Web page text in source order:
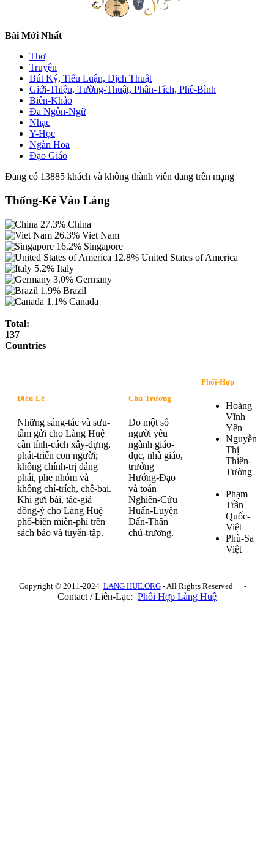
Bài Mới Nhất
Thơ
Truyện
Bút Ký, Tiểu Luận, Dịch Thuật
Giới-Thiệu, Tường-Thuật, Phân-Tích, Phê-Bình
Biên-Khảo
Đa Ngôn-Ngữ
Nhạc
Y-Học
Ngàn Hoa
Đạo Giáo
Đang có 13885 khách và không thành viên đang trên mạng
Thống-Kê Vào Làng
27.3% China
26.3% Viet Nam
16.2% Singapore
12.8% United States of America
5.2% Italy
3.0% Germany
1.9% Brazil
1.1% Canada
Total:
137
Countries
Điều-Lệ
Những sáng-tác và sưu-
tầm gửi cho Làng Huệ
cần tính-cách xây-dựng,
phát-triển con người;
không chính-trị đảng
phái, phe nhóm và
không chỉ-trích, chê-bai.
Khi gửi bài, tác-giả
đồng-ý cho Làng Huệ
phổ-biến miễn-phí trên
sách báo và tuyển-tập.
Chủ-Trương
Do một số
người yêu
ngành giáo-
dục, nhà giáo,
trưởng
Hướng-Đạo
và toán
Nghiên-Cứu
Huấn-Luyện
Dấn-Thân
chủ-trương.
Phối-Hợp
Hoàng
Vĩnh
Yên
Nguyễn
Thị
Thiên-
Tường
Phạm
Trần
Quốc-
Việt
Phù-Sa
Việt
Copyright © 2011-2024 LANG HUE.ORG- All Rights Reserved -
Contact / Liên-Lạc: Phối Hợp Làng Huệ